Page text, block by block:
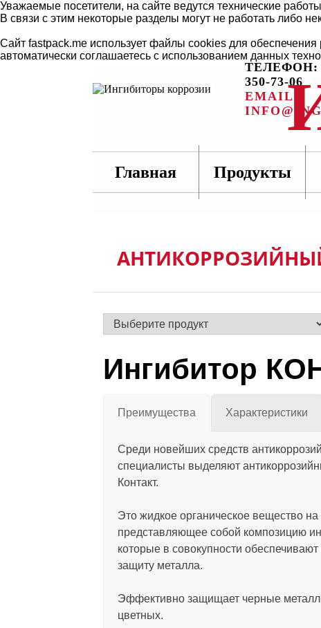
Уважаемые посетители, на сайте ведутся технические
В связи с этим некоторые разделы могут не работать либо
Сайт fastpack.me использует файлы cookies для
автоматически соглашаетесь с использованием данных
ТЕЛЕФОН:
350-73-06
EMAIL:
Главная Продукты
Ингибитор
Преимущества Характеристики
Среди новейших средств
специалисты выделяют
Контакт.
Это жидкое органическое вещество
представляющее собой композицию
которые в совокупности
защиту металла.
Эффективно защищает черные
цветных.